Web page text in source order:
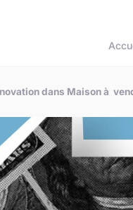
dans Maison à